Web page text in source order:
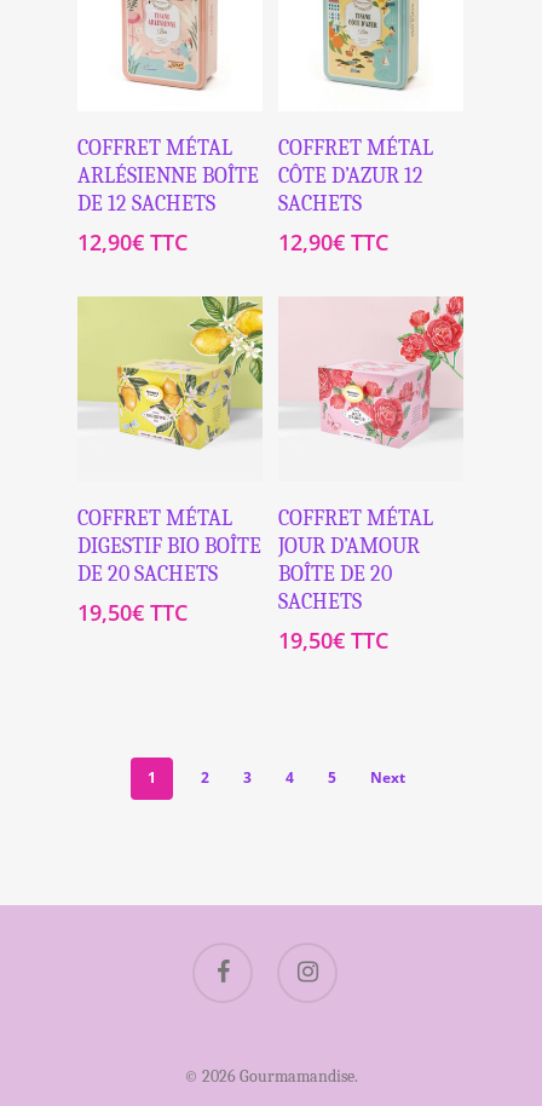
Ajouter Au
Panier
COFFRET MÉTAL
ARLÉSIENNE BOÎTE
DE 12 SACHETS
12,90€ TTC
Ajouter Au
Panier
COFFRET MÉTAL
CÔTE D’AZUR 12
SACHETS
12,90€ TTC
Ajouter Au
Panier
COFFRET MÉTAL
DIGESTIF BIO BOÎTE
DE 20 SACHETS
19,50€ TTC
Ajouter Au
Panier
COFFRET MÉTAL
JOUR D’AMOUR
BOÎTE DE 20
SACHETS
19,50€ TTC
1 2 3 4 5 Next
© 2026 Gourmamandise.